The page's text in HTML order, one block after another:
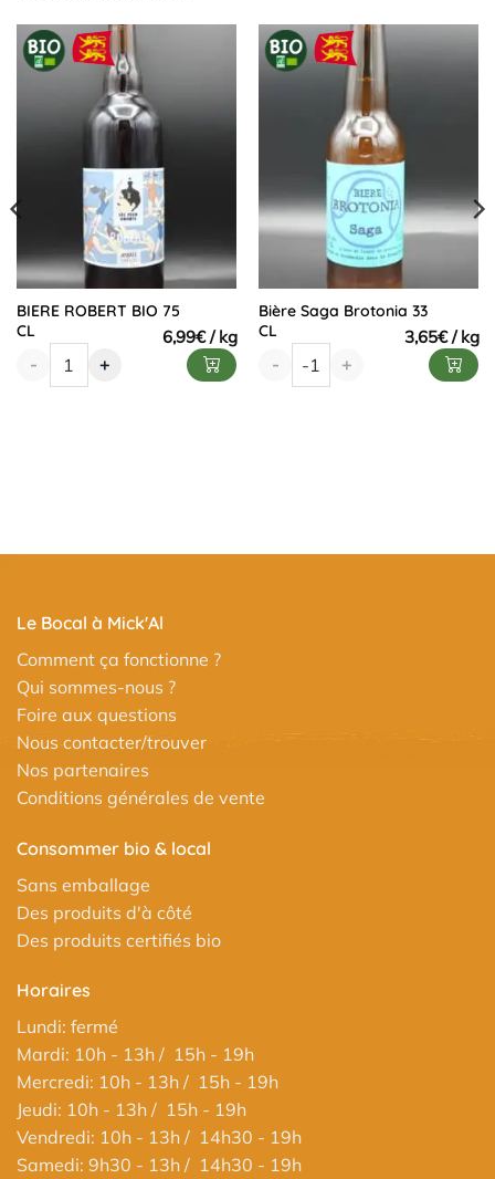
BIERE ROBERT BIO 75
CL
6,99€
-
+
Bière Saga Brotonia 33
CL
3,65€
-
+
Le Bocal à Mick'Al
Comment ça fonctionne ?
Qui sommes-nous ?
Foire aux questions
Nous contacter/trouver
Nos partenaires
Conditions générales de vente
Consommer bio & local
Sans emballage
Des produits d'à côté
Des produits certifiés bio
Horaires
Lundi: fermé
Mardi: 10h - 13h / 15h - 19h
Mercredi: 10h - 13h / 15h - 19h
Jeudi: 10h - 13h / 15h - 19h
Vendredi: 10h - 13h / 14h30 - 19h
Samedi: 9h30 - 13h / 14h30 - 19h